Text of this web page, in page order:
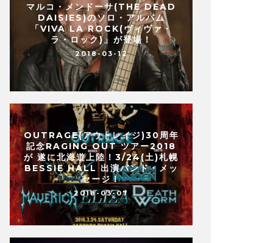
マルコ・メンドーサ(THE DEAD
DAISIES)のソロ・アルバム
「VIVA LA ROCK(ヴィヴァ・
ラ・ロック)」が登場！
2018-03-12
OUTRAGE(アウトレイジ)30周年
記念RAGING OUT ツアー2018
が 遂に北海道上陸！3/24(土)札幌
BESSIE HALL 出演バンド・メッ
セージ！
2018-03-07